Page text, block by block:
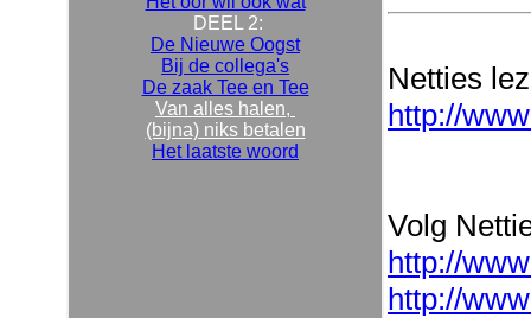
DEEL 2:
De Nieuwe Oogst
Bij de collega's
De zaak Tee en Tee
Van alles halen,
(bijna) niks betalen
Het laatste woord
Netties
http://
Volg
http://
http://